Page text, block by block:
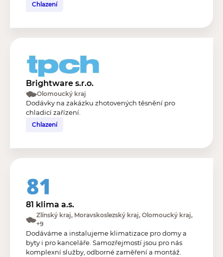
Chlazení
Brightware s.r.o.
Olomoucký kraj
Dodávky na zakázku zhotovených těsnění pro
chladicí zařízení.
Chlazení
81 klima a.s.
Zlínský kraj, Moravskoslezský kraj, Olomoucký kraj,
+9
Dodáváme a instalujeme klimatizace pro domy a
byty i pro kanceláře. Samozřejmostí jsou pro nás
komplexní služby, odborné zaměření a montáž.